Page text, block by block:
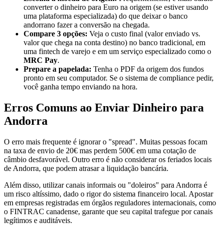
converter o dinheiro para Euro na origem (se estiver usando
uma plataforma especializada) do que deixar o banco
andorrano fazer a conversão na chegada.
Compare 3 opções: Veja o custo final (valor enviado vs.
valor que chega na conta destino) no banco tradicional, em
uma fintech de varejo e em um serviço especializado como o
MRC Pay.
Prepare a papelada: Tenha o PDF da origem dos fundos
pronto em seu computador. Se o sistema de compliance pedir,
você ganha tempo enviando na hora.
Erros Comuns ao Enviar Dinheiro para
Andorra
O erro mais frequente é ignorar o "spread". Muitas pessoas focam
na taxa de envio de 20€ mas perdem 500€ em uma cotação de
câmbio desfavorável. Outro erro é não considerar os feriados locais
de Andorra, que podem atrasar a liquidação bancária.
Além disso, utilizar canais informais ou "doleiros" para Andorra é
um risco altíssimo, dado o rigor do sistema financeiro local. Apostar
em empresas registradas em órgãos reguladores internacionais, como
o FINTRAC canadense, garante que seu capital trafegue por canais
legítimos e auditáveis.